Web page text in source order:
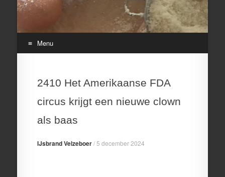
Menu
content2410 Het Amerikaanse FDA
circus krijgt een nieuwe clown
als baas
IJsbrand Velzeboer/ 5 december 2024